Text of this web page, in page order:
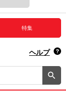
からさがす
特集
ヘルプ